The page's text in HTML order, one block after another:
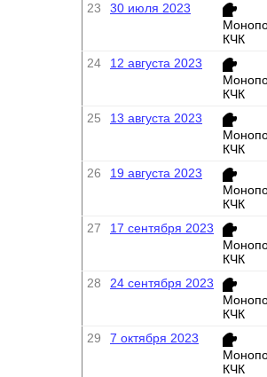
23
30 июля 2023
КЧК
24
12 августа 2023
КЧК
25
13 августа 2023
КЧК
26
19 августа 2023
КЧК
27
17 сентября 2023
КЧК
28
24 сентября 2023
КЧК
29
7 октября 2023
КЧК